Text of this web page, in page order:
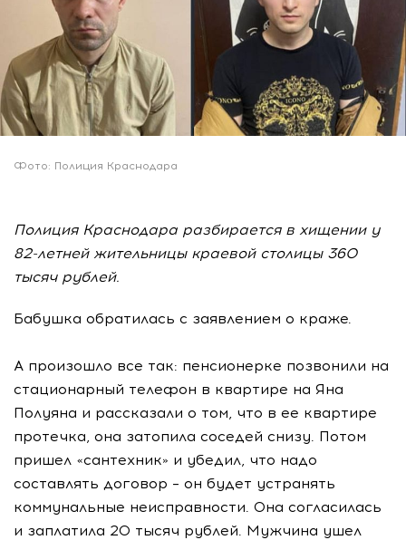
Фото: Полиция Краснодара
Полиция Краснодара разбирается в хищении у
82-летней жительницы краевой столицы 360
тысяч рублей.
Бабушка обратилась с заявлением о краже.
А произошло все так: пенсионерке позвонили на
стационарный телефон в квартире на Яна
Полуяна и рассказали о том, что в ее квартире
протечка, она затопила соседей снизу. Потом
пришел «сантехник» и убедил, что надо
составлять договор – он будет устранять
коммунальные неисправности. Она согласилась
и заплатила 20 тысяч рублей. Мужчина ушел